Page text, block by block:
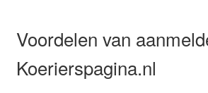
Voordelen van
Koerierspagina.nl